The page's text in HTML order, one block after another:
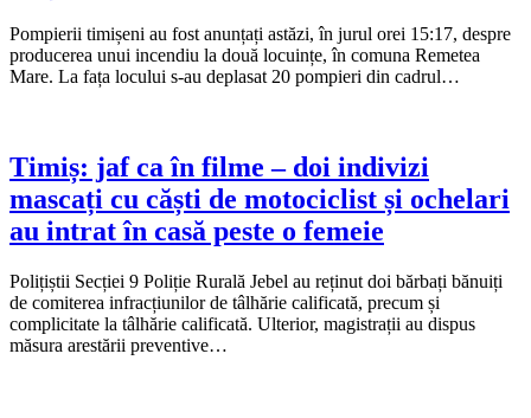
Pompierii timișeni au fost anunțați astăzi, în jurul orei 15:17, despre
producerea unui incendiu la două locuințe, în comuna Remetea
Mare. La fața locului s-au deplasat 20 pompieri din cadrul…
Timiș: jaf ca în filme – doi indivizi
mascați cu căști de motociclist și ochelari
au intrat în casă peste o femeie
Polițiștii Secției 9 Poliție Rurală Jebel au reținut doi bărbați bănuiți
de comiterea infracțiunilor de tâlhărie calificată, precum și
complicitate la tâlhărie calificată. Ulterior, magistrații au dispus
măsura arestării preventive…